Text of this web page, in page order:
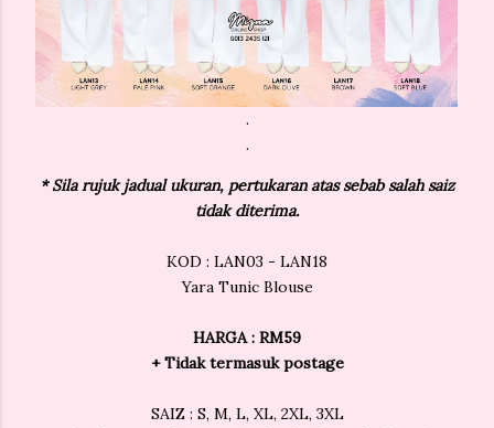
.
.
* Sila rujuk jadual ukuran, pertukaran atas sebab salah saiz
tidak diterima.
KOD : LAN03 - LAN18
Yara Tunic Blouse
HARGA : RM59
+ Tidak termasuk postage
SAIZ : S, M, L, XL, 2XL, 3XL